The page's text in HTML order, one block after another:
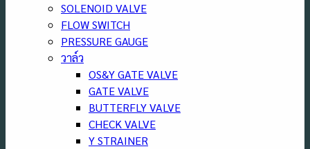
SOLENOID VALVE
FLOW SWITCH
PRESSURE GAUGE
วาล์ว
OS&Y GATE VALVE
GATE VALVE
BUTTERFLY VALVE
CHECK VALVE
Y STRAINER